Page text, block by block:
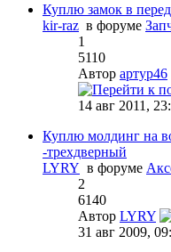
Куплю замок в
kir-raz в форуме
1
5110
Автор артур46
14 авг 2011,
Куплю молдинг на
-трехдверный
LYRY в форуме
2
6140
Автор LYRY
31 авг 2009,